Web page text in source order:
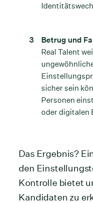
Betrug und
Real Talent
sicher sein
Personen
oder digitalen
Das Ergebnis?
den
Kontrolle bietet
Kandidaten zu